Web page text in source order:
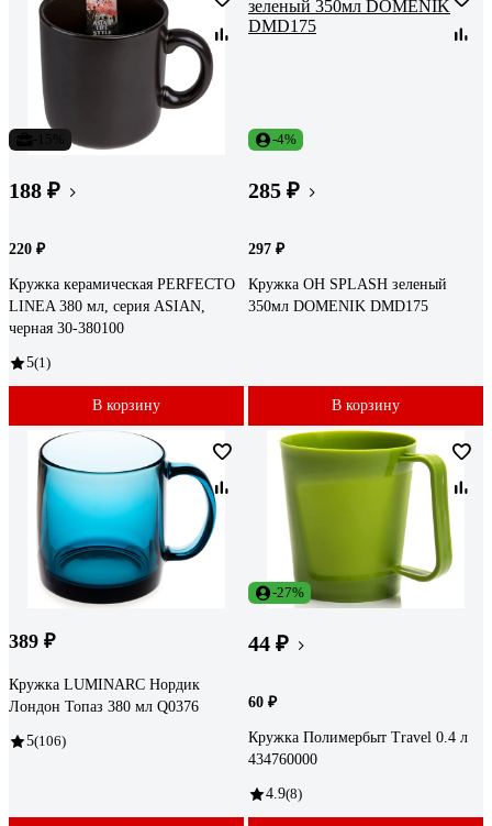
188 ₽
220 ₽
Кружка керамическая PERFECTO
LINEA 380 мл, серия ASIAN,
черная 30-380100
5(1)
В корзину
-4%
285 ₽
297 ₽
Кружка OH SPLASH зеленый
350мл DOMENIK DMD175
В корзину
389 ₽
Кружка LUMINARC Нордик
Лондон Топаз 380 мл Q0376
5(106)
-27%
44 ₽
60 ₽
Кружка Полимербыт Travel 0.4 л
434760000
4.9(8)